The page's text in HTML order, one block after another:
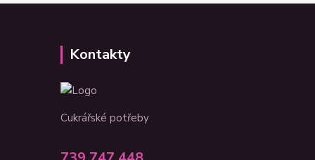
Kontakty
Cukrářské potřeby